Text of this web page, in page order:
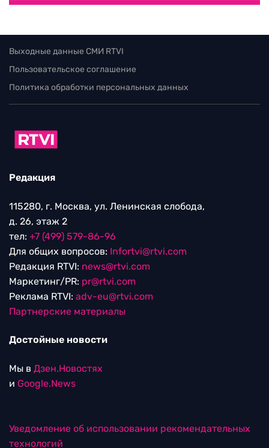
Выходные данные СМИ RTVI
Пользовательское соглашение
Политика обработки персональных данных
Редакция
115280, г. Москва, ул. Ленинская слобода,
д. 26, этаж 2
тел: +7 (499) 579-86-96
Для общих вопросов: Infortvi@rtvi.com
Редакция RTVI: news@rtvi.com
Маркетинг/PR: pr@rtvi.com
Реклама RTVI: adv-eu@rtvi.com
Партнерские материалы
Достойные новости
Мы в Дзен.Новостях
и Google.News
Уведомление об использовании рекомендательных
технологий